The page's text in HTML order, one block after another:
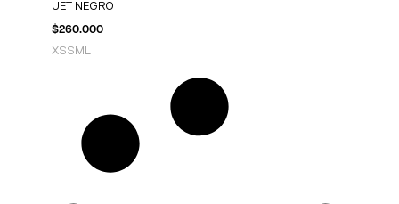
JET NEGRO
$260.000
XSS M L